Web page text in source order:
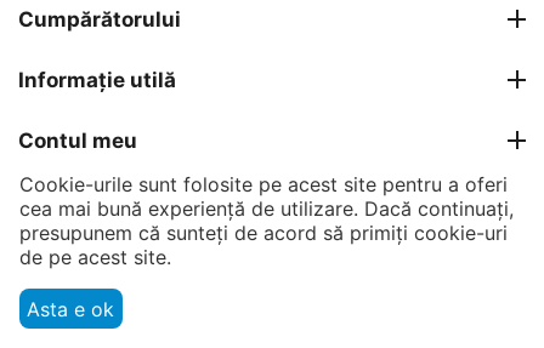
Cumpărătorului
Informație utilă
Contul meu
Contacte
© 2007 - 2026 Smarti Computer SRL.
Cookie-urile sunt folosite pe acest site pentru a oferi
cea mai bună experiență de utilizare. Dacă continuați,
presupunem că sunteți de acord să primiți cookie-uri
de pe acest site.
Asta e ok